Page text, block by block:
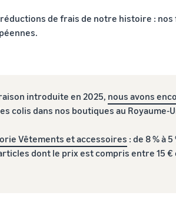
de frais de notre histoire : nos
introduite en 2025, nous avons
colis dans nos boutiques au Royaume-
Vêtements et accessoires : de 8 % à
dont le prix est compris entre 15